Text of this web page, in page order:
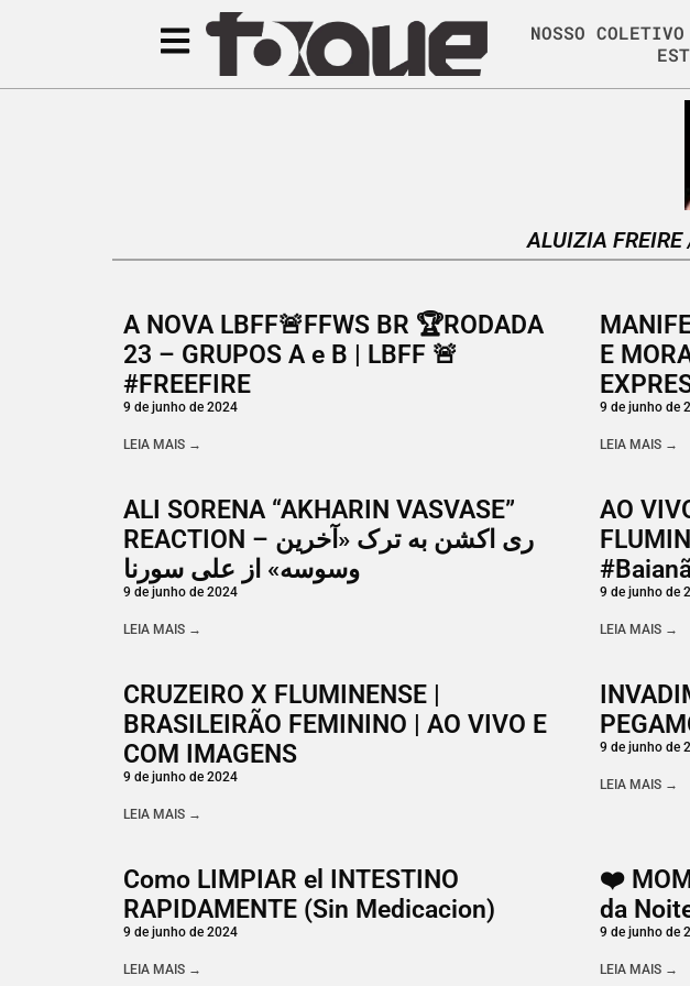
NOSSO COLETIVO
ALUIZIA
A NOVA LBFF🚨FFWS BR 🏆RODADA
23 – GRUPOS A e B | LBFF 🚨
#FREEFIRE
9 de junho de 2024
LEIA MAIS →
E
9 de junho de
LEIA MAIS →
ALI SORENA “AKHARIN VASVASE”
REACTION – ری اکشن به ترک «آخرین
وسوسه» از علی سورنا
9 de junho de 2024
LEIA MAIS →
AO
9 de junho de
LEIA MAIS →
CRUZEIRO X FLUMINENSE |
BRASILEIRÃO FEMININO | AO VIVO E
COM IMAGENS
9 de junho de 2024
LEIA MAIS →
9 de junho de
LEIA MAIS →
Como LIMPIAR el INTESTINO
RAPIDAMENTE (Sin Medicacion)
9 de junho de 2024
LEIA MAIS →
❤️
da
9 de junho de
LEIA MAIS →